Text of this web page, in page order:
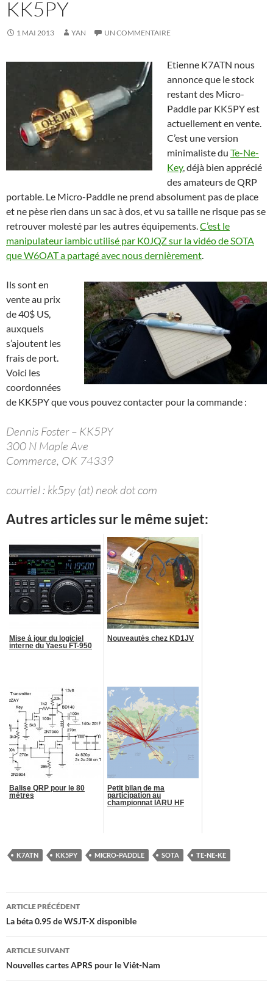
KK5PY
1 MAI 2013 YAN UN COMMENTAIRE
Etienne K7ATN nous
annonce que le stock
restant des Micro-
Paddle par KK5PY est
actuellement en vente.
C’est une version
minimaliste du Te-Ne-
Key, déjà bien apprécié
des amateurs de QRP
portable. Le Micro-Paddle ne prend absolument pas de place
et ne pèse rien dans un sac à dos, et vu sa taille ne risque pas se
retrouver molesté par les autres équipements.C’est le
manipulateur iambic utilisé par K0JQZ sur la vidéo de SOTA
que W6OAT a partagé avec nous dernièrement.
Ils sont en
vente au prix
de 40$ US,
auxquels
s’ajoutent les
frais de port.
Voici les
coordonnées
de KK5PY que vous pouvez contacter pour la commande :
Dennis Foster – KK5PY
300 N Maple Ave
Commerce, OK 74339
courriel : kk5py (at) neok dot com
Autres articles sur le même sujet:
Mise à jour du logiciel
interne du Yaesu FT-950
Nouveautés chez KD1JV
Balise QRP pour le 80
mètres
Petit bilan de ma
participation au
championnat IARU HF
K7ATN KK5PY MICRO-PADDLE SOTA TE-NE-KE
Navigation
des
articles
ARTICLE PRÉCÉDENT
La béta 0.95 de WSJT-X disponible
ARTICLE SUIVANT
Nouvelles cartes APRS pour le Viêt-Nam